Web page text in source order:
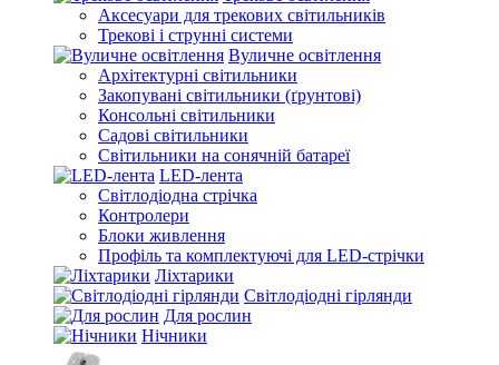
Аксесуари для трекових світильників
Трекові і струнні системи
Вуличне освітлення
Архітектурні світильники
Закопувані світильники (ґрунтові)
Консольні світильники
Садові світильники
Світильники на сонячній батареї
LED-лента
Світлодіодна стрічка
Контролери
Блоки живлення
Профіль та комплектуючі для LED-стрічки
Ліхтарики
Світлодіодні гірлянди
Для рослин
Нічники